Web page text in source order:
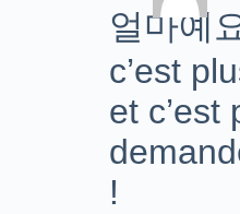
얼마예
c’est
et
!